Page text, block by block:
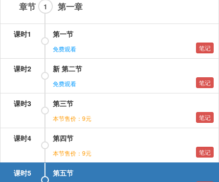
章节 第一章
1
课时1 第一节
免费观看 笔记
课时2 新 第二节
免费观看 笔记
课时3 第三节
本节售价：9元 笔记
课时4 第四节
本节售价：9元 笔记
课时5 第五节